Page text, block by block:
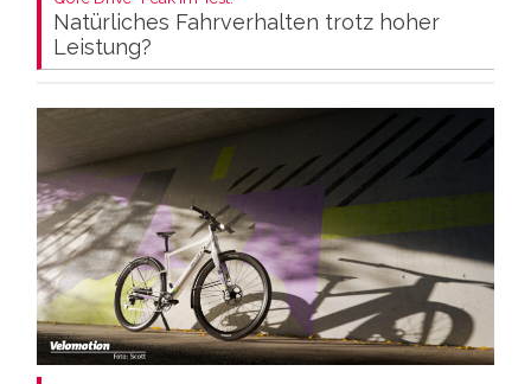
Natürliches Fahrverhalten trotz hoher
Leistung?